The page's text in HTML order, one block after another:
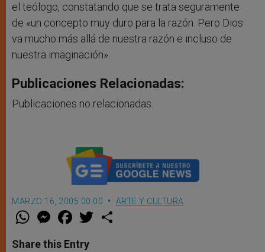
el teólogo, constatando que se trata seguramente
de «un concepto muy duro para la razón. Pero Dios
va mucho más allá de nuestra razón e incluso de
nuestra imaginación».
Publicaciones Relacionadas:
Publicaciones no relacionadas.
MARZO 16, 2005 00:00 ARTE Y CULTURA
W
t
M
e
s
F
a
e
w
Share this Entry